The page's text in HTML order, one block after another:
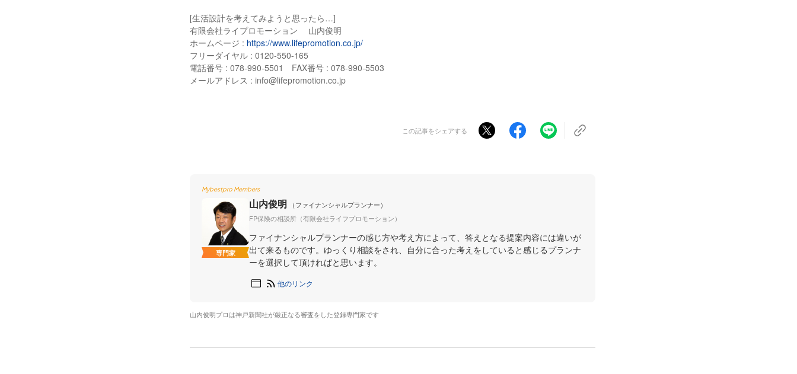
[生活設計を考えてみようと思ったら…]
有限会社ライプロモーション 山内俊明
ホームページ : https://www.lifepromotion.co.jp/
フリーダイヤル : 0120-550-165
電話番号 : 078-990-5501 FAX番号 : 078-990-5503
メールアドレス : info@lifepromotion.co.jp
この記事をシェアする
Mybestpro Members
専門家
山内俊明
（ファイナンシャルプランナー）
FP保険の相談所（有限会社ライフプロモーション）
ファイナンシャルプランナーの感じ方や考え方によって、答えとなる提案内容には違いが
出て来るものです。ゆっくり相談をされ、自分に合った考えをしていると感じるプランナ
ーを選択して頂ければと思います。
他のリンク
山内俊明プロは神戸新聞社が厳正なる審査をした登録専門家です